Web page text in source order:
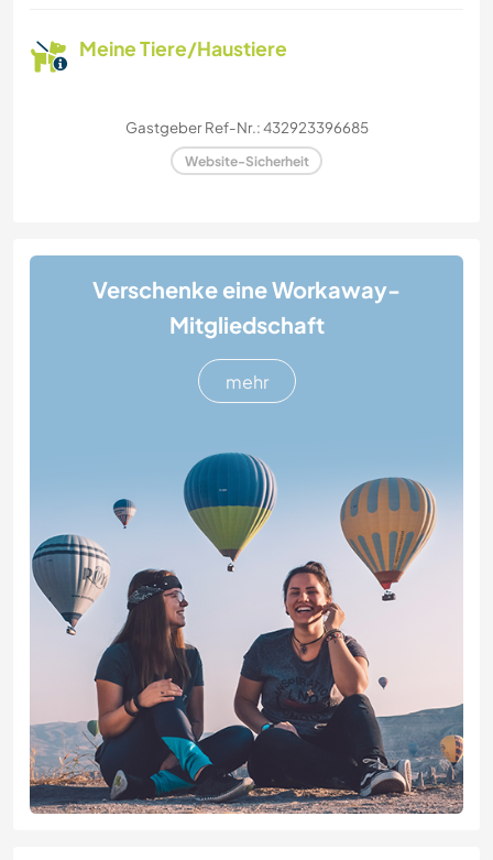
Meine Tiere/Haustiere
Gastgeber Ref-Nr.: 432923396685
Website-Sicherheit
Verschenke eine Workaway-
Mitgliedschaft
mehr